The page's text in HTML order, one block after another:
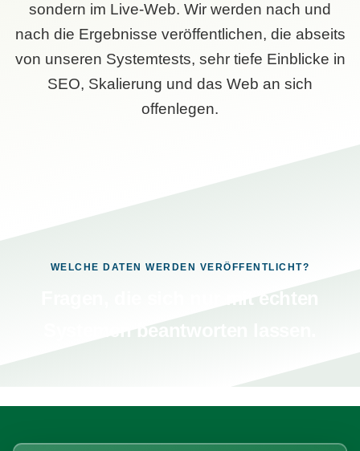
sondern im Live-Web. Wir werden nach und
nach die Ergebnisse veröffentlichen, die abseits
von unseren Systemtests, sehr tiefe Einblicke in
SEO, Skalierung und das Web an sich
offenlegen.
WELCHE DATEN WERDEN VERÖFFENTLICHT?